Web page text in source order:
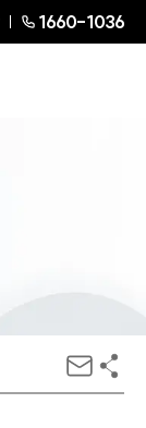
1660-1036